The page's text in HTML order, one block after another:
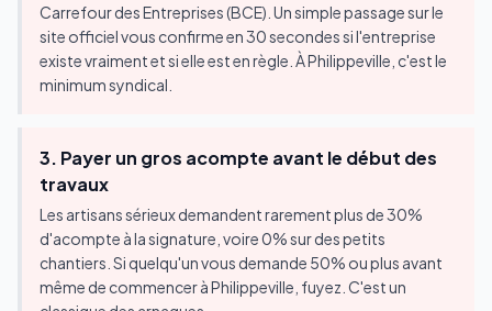
Carrefour des Entreprises (BCE). Un simple passage sur le
site officiel vous confirme en 30 secondes si l'entreprise
existe vraiment et si elle est en règle. À Philippeville, c'est le
minimum syndical.
3. Payer un gros acompte avant le début des
travaux
Les artisans sérieux demandent rarement plus de 30%
d'acompte à la signature, voire 0% sur des petits
chantiers. Si quelqu'un vous demande 50% ou plus avant
même de commencer à Philippeville, fuyez. C'est un